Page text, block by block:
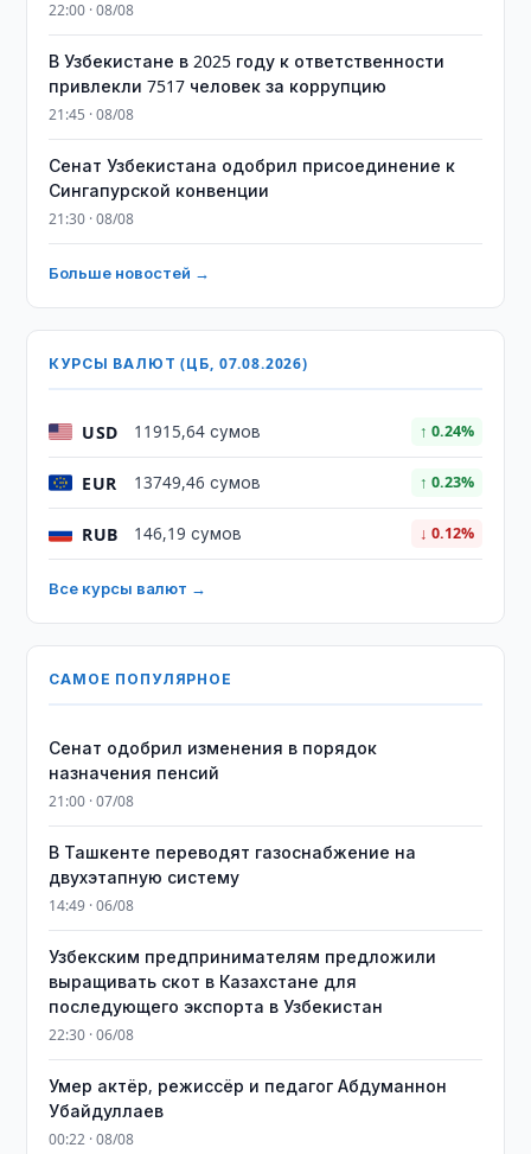
22:00 · 08/08
В Узбекистане в 2025 году к ответственности
привлекли 7517 человек за коррупцию
21:45 · 08/08
Сенат Узбекистана одобрил присоединение к
Сингапурской конвенции
21:30 · 08/08
Больше новостей →
КУРСЫ ВАЛЮТ (ЦБ, 07.08.2026)
USD 11915,64 сумов ↑ 0.24%
EUR 13749,46 сумов ↑ 0.23%
RUB 146,19 сумов ↓ 0.12%
Все курсы валют →
САМОЕ ПОПУЛЯРНОЕ
Сенат одобрил изменения в порядок
назначения пенсий
21:00 · 07/08
В Ташкенте переводят газоснабжение на
двухэтапную систему
14:49 · 06/08
Узбекским предпринимателям предложили
выращивать скот в Казахстане для
последующего экспорта в Узбекистан
22:30 · 06/08
Умер актёр, режиссёр и педагог Абдуманнон
Убайдуллаев
00:22 · 08/08